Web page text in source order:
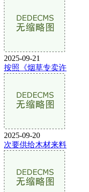
2025-09-21
按照《烟草专卖许
2025-09-20
次要供给木材来料